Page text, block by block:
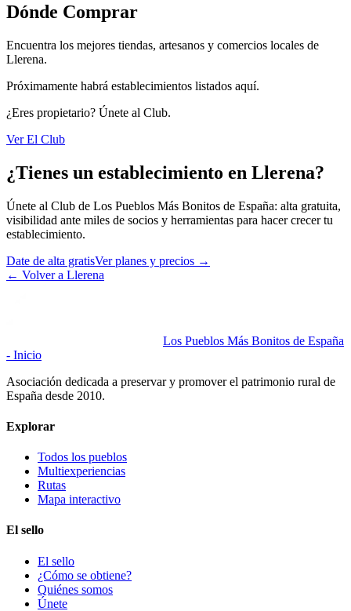
Dónde Comprar
Encuentra los mejores tiendas, artesanos y comercios locales de
Llerena.
Próximamente habrá establecimientos listados aquí.
¿Eres propietario? Únete al Club.
Ver El Club
¿Tienes un establecimiento en Llerena?
Únete al Club de Los Pueblos Más Bonitos de España: alta gratuita,
visibilidad ante miles de socios y herramientas para hacer crecer tu
establecimiento.
Date de alta gratisVer planes y precios →
← Volver a Llerena
Los Pueblos Más Bonitos de España
- Inicio
Asociación dedicada a preservar y promover el patrimonio rural de
España desde 2010.
Explorar
Todos los pueblos
Multiexperiencias
Rutas
Mapa interactivo
El sello
El sello
¿Cómo se obtiene?
Quiénes somos
Únete